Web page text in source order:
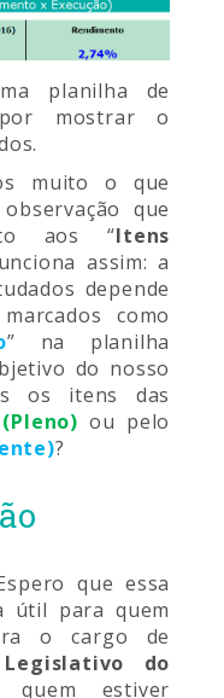
planilha de
mostrar o
muito o que
que
aos “Itens
assim: a
depende
como
” na planilha
do nosso
os itens das
ou pelo
?
que essa
útil para quem
o cargo de
do
estiver